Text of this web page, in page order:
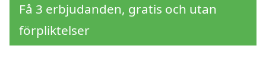
Få 3 erbjudanden, gratis och utan
förpliktelser